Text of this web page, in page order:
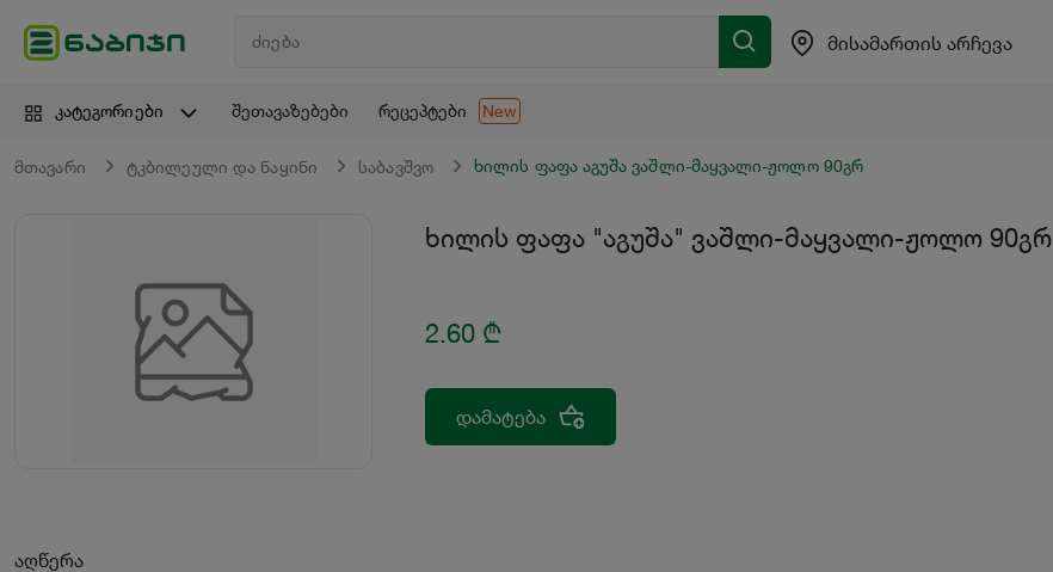
მისამართის არჩევა
კატეგორიები შეთავაზებები რეცეპტები New
მთავარი ტკბილეული და ნაყინი საბავშვო ხილის ფაფა აგუშა ვაშლი-მაყვალი-ჟოლო 90გრ
ხილის ფაფა "აგუშა" ვაშლი-მაყვალი-ჟოლო 90გრ
2.60 ₾
დამატება
აღწერა